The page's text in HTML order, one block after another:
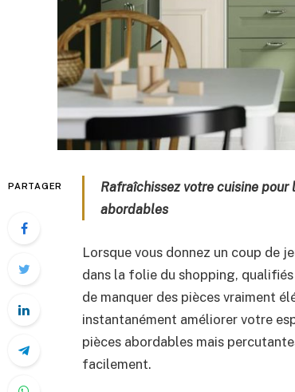
PARTAGER
Rafraîchissez votre cuisine
abordables
Lorsque vous donnez un coup de
dans la folie du shopping,
de manquer des pièces vraiment
instantanément améliorer votre
pièces abordables mais
facilement.